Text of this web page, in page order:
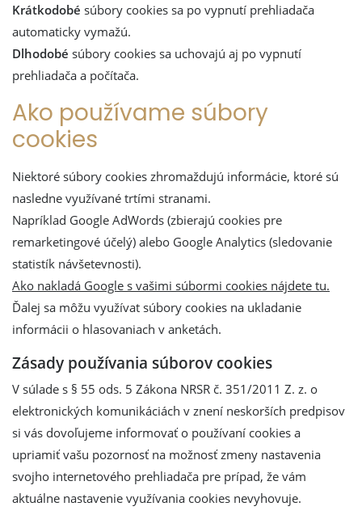
Krátkodobé súbory cookies sa po vypnutí prehliadača
automaticky vymažú.
Dlhodobé súbory cookies sa uchovajú aj po vypnutí
prehliadača a počítača.
Ako používame súbory
cookies
Niektoré súbory cookies zhromaždujú informácie, ktoré sú
nasledne využívané trtími stranami.
Napríklad Google AdWords (zbierajú cookies pre
remarketingové účelý) alebo Google Analytics (sledovanie
statistík návšetevnosti).
Ako nakladá Google s vašimi súbormi cookies nájdete tu.
Ďalej sa môžu využívat súbory cookies na ukladanie
informácii o hlasovaniach v anketách.
Zásady používania súborov cookies
V súlade s § 55 ods. 5 Zákona NRSR č. 351/2011 Z. z. o
elektronických komunikáciách v znení neskorších predpisov
si vás dovoľujeme informovať o používaní cookies a
upriamiť vašu pozornosť na možnosť zmeny nastavenia
svojho internetového prehliadača pre prípad, že vám
aktuálne nastavenie využívania cookies nevyhovuje.